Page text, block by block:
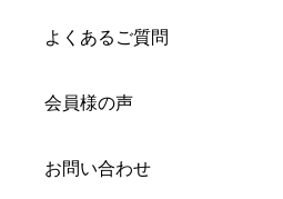
よくあるご質問
会員様の声
お問い合わせ